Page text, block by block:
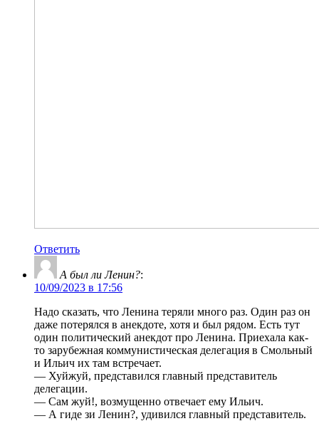
Ответить
А был ли Ленин?:
10/09/2023 в 17:56
Надо сказать, что Ленина теряли много раз. Один раз он
даже потерялся в анекдоте, хотя и был рядом. Есть тут
один политический анекдот про Ленина. Приехала как-
то зарубежная коммунистическая делегация в Смольный
и Ильич их там встречает.
— Хуйжуй, представился главный представитель
делегации.
— Сам жуй!, возмущенно отвечает ему Ильич.
— А гиде зи Ленин?, удивился главный представитель.